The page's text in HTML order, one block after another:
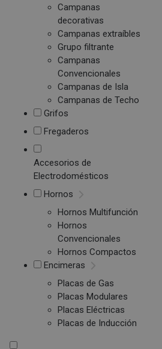
Campanas
decorativas
Campanas extraíbles
Grupo filtrante
Campanas
Convencionales
Campanas de Isla
Campanas de Techo
Grifos
Fregaderos
Accesorios de
Electrodomésticos
Hornos
Hornos Multifunción
Hornos
Convencionales
Hornos Compactos
Encimeras
Placas de Gas
Placas Modulares
Placas Eléctricas
Placas de Inducción